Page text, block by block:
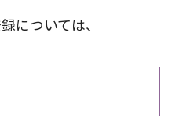
については、